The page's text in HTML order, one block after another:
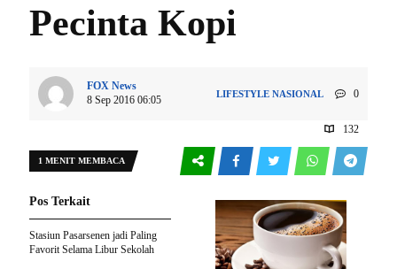
Pecinta Kopi
FOX News
8 Sep 2016 06:05
LIFESTYLE NASIONAL 0
132
1 MENIT MEMBACA
Pos Terkait
Stasiun Pasarsenen jadi Paling
Favorit Selama Libur Sekolah